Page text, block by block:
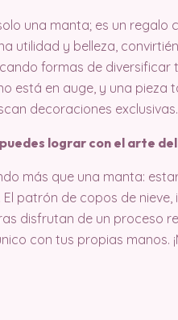
una manta; es un
utilidad y belleza,
formas de
está en auge, y una
decoraciones exclusivas.
lograr con el arte
más que una manta:
patrón de copos de
disfrutan de un proceso
con tus propias manos.